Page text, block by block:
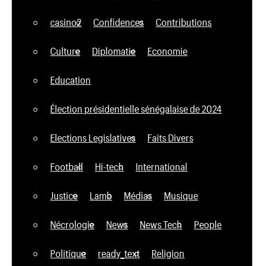
casino2 Confidences Contributions
Culture Diplomatie Economie
Education
Élection présidentielle sénégalaise de 2024
Elections Legislatives Faits Divers
Football Hi-tech International
Justice Lamb Médias Musique
Nécrologie News News Tech People
Politique ready_text Religion